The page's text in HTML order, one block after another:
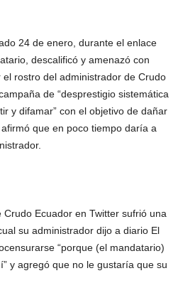
24 de enero, durante el enlace
descalificó y amenazó con
rostro del administrador de Crudo
de “desprestigio sistemática
y difamar” con el objetivo de dañar
que en poco tiempo daría a
Ecuador en Twitter sufrió una
su administrador dijo a diario El
“porque (el mandatario)
y agregó que no le gustaría que su